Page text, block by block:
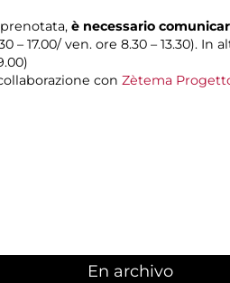
è necessario
– 17.00/ ven. ore 8.30 – 13.30).
con Zètema
En archivo